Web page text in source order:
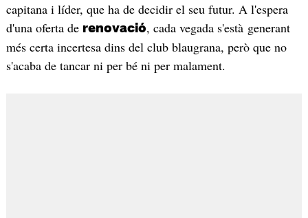
capitana i líder, que ha de decidir el seu futur. A l'espera
d'una oferta de renovació, cada vegada s'està generant
més certa incertesa dins del club blaugrana, però que no
s'acaba de tancar ni per bé ni per malament.